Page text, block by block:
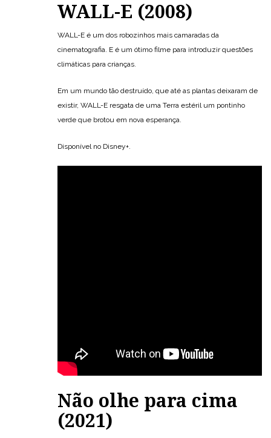
WALL-E (2008)
WALL-E é um dos robozinhos mais camaradas da
cinematografia. E é um ótimo filme para introduzir questões
climáticas para crianças.
Em um mundo tão destruído, que até as plantas deixaram de
existir, WALL-E resgata de uma Terra estéril um pontinho
verde que brotou em nova esperança.
Disponível no Disney+.
Não olhe para cima
(2021)